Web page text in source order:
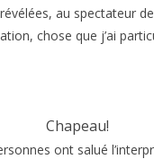
au spectateur
chose que j’ai
Chapeau!
ont salué